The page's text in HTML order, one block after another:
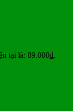
tại là: 89.000₫.